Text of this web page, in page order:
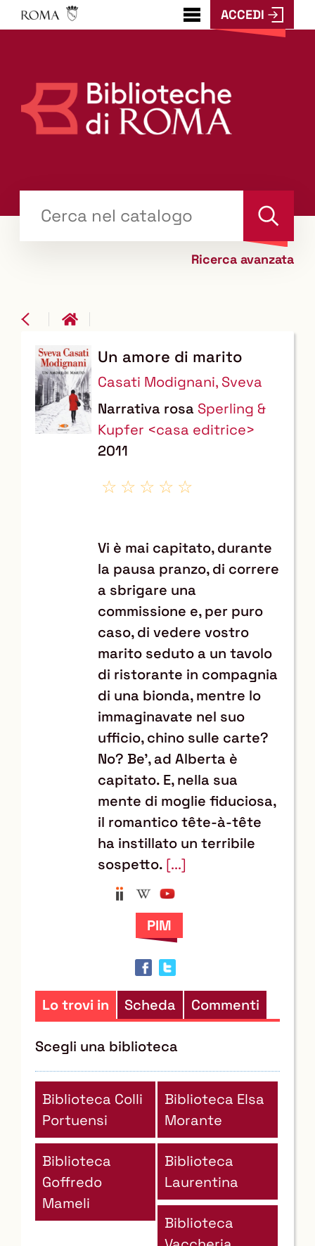
???
menu.button???
ACCEDI
il tuo libro "Catalogo"
Cerca
Ricerca avanzata
Dettaglio
del
documento
il
documento
risorse
AnobiiWikipedia
Un amore di marito
Casati Modignani, Sveva
Narrativa rosa Sperling &
Kupfer <casa editrice>
2011
Vi è mai capitato, durante
la pausa pranzo, di correre
a sbrigare una
commissione e, per puro
caso, di vedere vostro
marito seduto a un tavolo
di ristorante in compagnia
di una bionda, mentre lo
immaginavate nel suo
ufficio, chino sulle carte?
No? Be', ad Alberta è
capitato. E, nella sua
mente di moglie fiduciosa,
il romantico tête-à-tête
ha instillato un terribile
sospetto. [...]
Lo trovi in Scheda Commenti
Scegli una biblioteca
Biblioteca Colli
Portuensi
Biblioteca Elsa
Morante
Biblioteca
Goffredo
Mameli
Biblioteca
Laurentina
Biblioteca